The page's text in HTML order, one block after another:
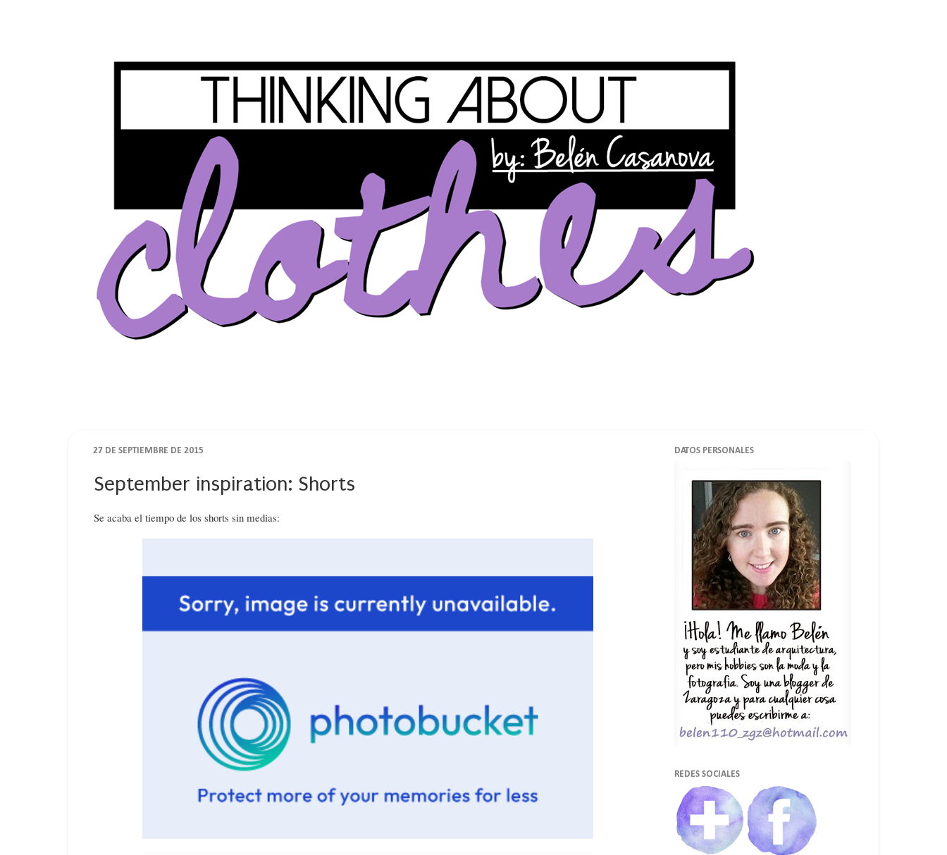
27 DE SEPTIEMBRE DE 2015
September inspiration: Shorts
Se acaba el tiempo de los shorts sin medias:
DATOS PERSONALES
REDES SOCIALES